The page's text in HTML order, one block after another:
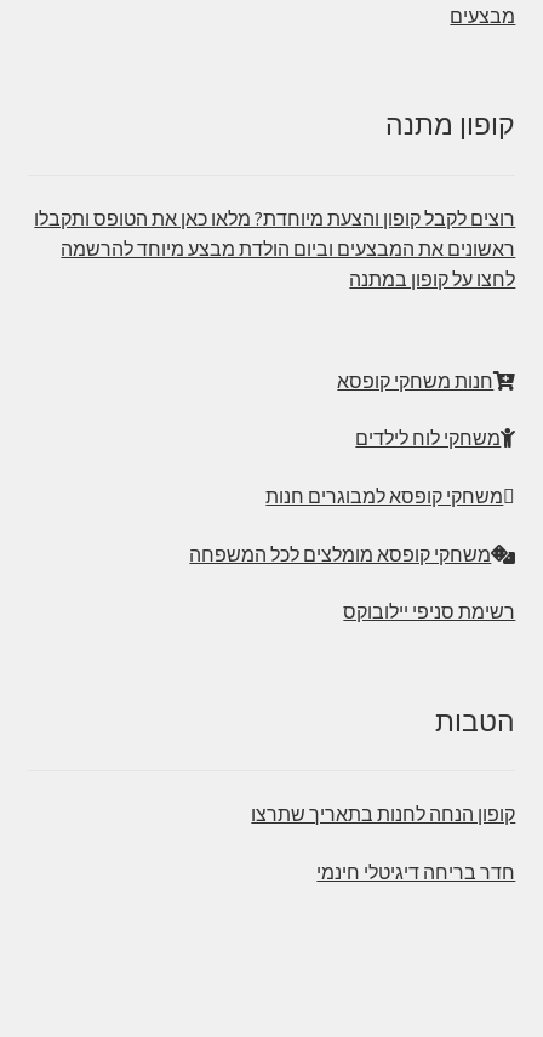
מבצעים
קופון מתנה
רוצים לקבל קופון והצעת מיוחדת? מלאו כאן את הטופס ותקבלו
ראשונים את המבצעים וביום הולדת מבצע מיוחד להרשמה
לחצו על קופון במתנה
חנות משחקי קופסא
משחקי לוח לילדים
משחקי קופסא למבוגרים חנות
משחקי קופסא מומלצים לכל המשפחה
רשימת סניפי יילובוקס
הטבות
קופון הנחה לחנות בתאריך שתרצו
חדר בריחה דיגיטלי חינמי